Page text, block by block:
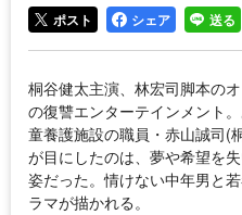
ポスト シェア 送る
桐谷健太主演、林宏司脚本の
の復讐エンターテインメント
童養護施設の職員・赤山誠司(
が目にしたのは、夢や希望を
姿だった。情けない中年男と
ラマが描かれる。